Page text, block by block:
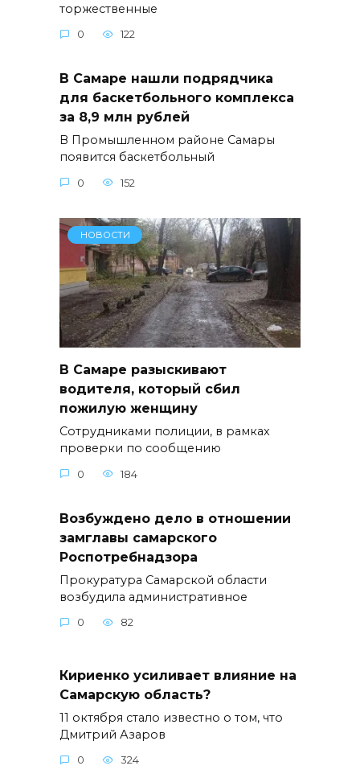
торжественные
0 122
В Самаре нашли подрядчика
для баскетбольного комплекса
за 8,9 млн рублей
В Промышленном районе Самары
появится баскетбольный
0 152
НОВОСТИ
В Самаре разыскивают
водителя, который сбил
пожилую женщину
Сотрудниками полиции, в рамках
проверки по сообщению
0 184
Возбуждено дело в отношении
замглавы самарского
Роспотребнадзора
Прокуратура Самарской области
возбудила административное
0 82
Кириенко усиливает влияние на
Самарскую область?
11 октября стало известно о том, что
Дмитрий Азаров
0 324